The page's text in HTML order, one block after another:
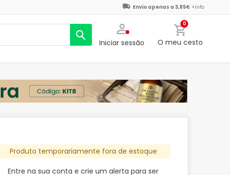
Envio apenas a 3,85€ +info
Iniciar sessão
0
O meu cesto
Produto temporariamente fora de estoque
Entre na sua conta e crie um alerta para ser